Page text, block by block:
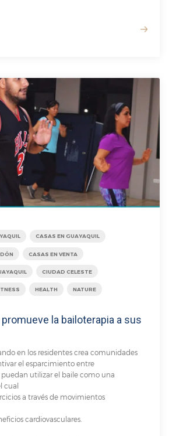
CASAS EN GUAYAQUIL
CASAS EN VENTA
CIUDAD CELESTE
HEALTH NATURE
la bailoterapia a sus
en los residentes crea comunidades
el esparcimiento entre
puedan utilizar el baile como una
cual
a través de movimientos
cardiovasculares.